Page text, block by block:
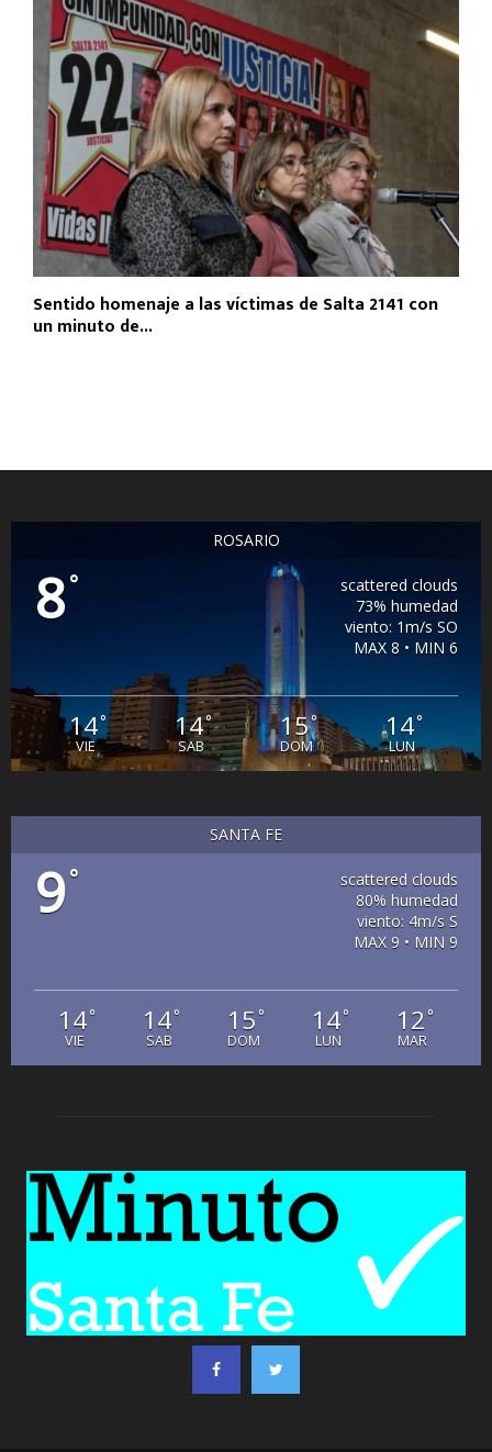
Sentido homenaje a las víctimas de Salta 2141 con
un minuto de...
ROSARIO
8°
scattered clouds
73% humedad
viento: 1m/s SO
MAX 8 • MIN 6
14°
VIE
14°
SAB
15°
DOM
14°
LUN
SANTA FE
9°
scattered clouds
80% humedad
viento: 4m/s S
MAX 9 • MIN 9
14°
VIE
14°
SAB
15°
DOM
14°
LUN
12°
MAR